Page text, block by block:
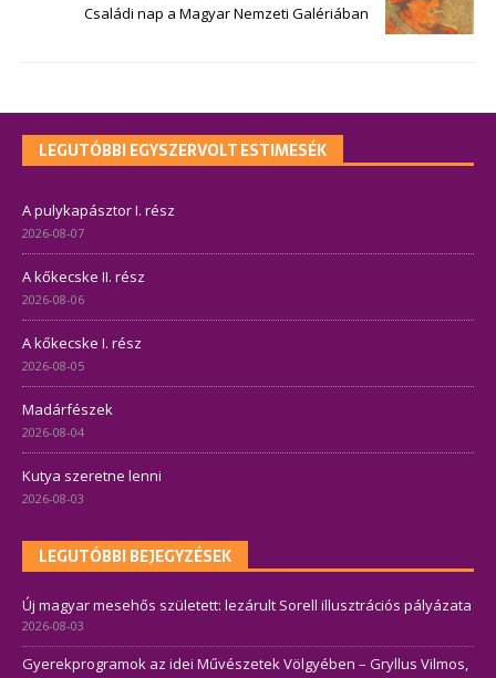
Családi nap a Magyar Nemzeti Galériában
LEGUTÓBBI EGYSZERVOLT ESTIMESÉK
A pulykapásztor I. rész
2026-08-07
A kőkecske II. rész
2026-08-06
A kőkecske I. rész
2026-08-05
Madárfészek
2026-08-04
Kutya szeretne lenni
2026-08-03
LEGUTÓBBI BEJEGYZÉSEK
Új magyar mesehős született: lezárult Sorell illusztrációs pályázata
2026-08-03
Gyerekprogramok az idei Művészetek Völgyében – Gryllus Vilmos,